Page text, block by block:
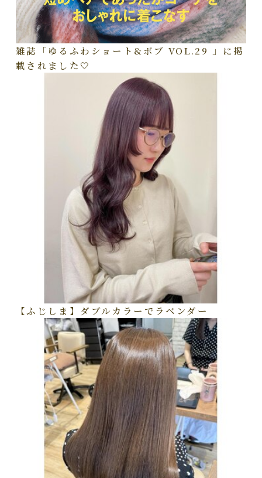
雑誌「ゆるふわショート&ボブ VOL.29 」に掲
載されました🤍
【ふじしま】ダブルカラーでラベンダー